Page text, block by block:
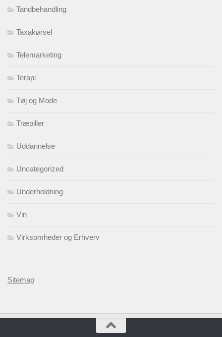
Tandbehandling
Taxakørsel
Telemarketing
Terapi
Tøj og Mode
Træpiller
Uddannelse
Uncategorized
Underholdning
Vin
Virksomheder og Erhverv
Sitemap